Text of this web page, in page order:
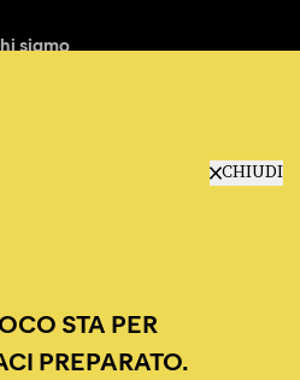
CHIUDI
STA PER
PREPARATO.
siamo